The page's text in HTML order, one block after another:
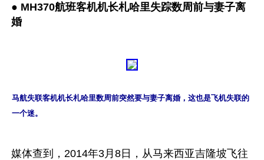
● MH370航班客机机长札哈里失踪数周前与妻子离
婚
马航失联客机机长札哈里数周前突然要与妻子离婚，这也是飞机失联的
一个迷。
媒体查到，2014年3月8日，从马来西亚吉隆坡飞往